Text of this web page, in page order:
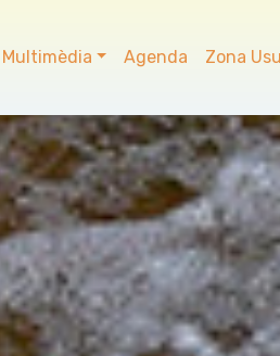
Multimèdia Agenda Zona